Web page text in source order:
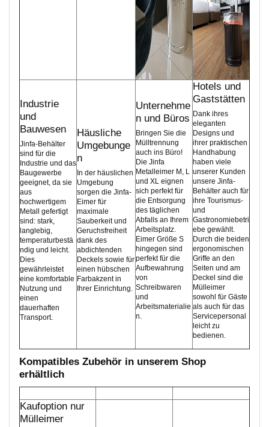
Industrie
und
Bauwesen
Jinfa-Behälter
sind für die
Industrie und das
Baugewerbe
geeignet, da sie
aus
hochwertigem
Metall gefertigt
sind: stark,
langlebig,
temperaturbestä
ndig und leicht.
Dies
gewährleistet
eine komfortable
Nutzung und
einen
dauerhaften
Transport.
Häusliche
Umgebunge
n
In der häuslichen
Umgebung
sorgen die Jinfa-
Eimer für
maximale
Sauberkeit und
Geruchsfreiheit
dank des
abdichtenden
Deckels sowie für
einen hübschen
Farbakzent in
Ihrer Einrichtung.
Unternehme
n und Büros
Bringen Sie die
Mülltrennung
auch ins Büro!
Die Jinfa
Metalleimer M, L
und XL eignen
sich perfekt für
die Entsorgung
des täglichen
Abfalls an Ihrem
Arbeitsplatz.
Eimer Größe S
hingegen sind
perfekt für die
Aufbewahrung
von
Schreibwaren
und
Arbeitsmaterialie
n.
Hotels und
Gaststätten
Dank ihres
eleganten
Designs und
ihrer praktischen
Handhabung
haben viele
unserer Kunden
unsere Jinfa-
Behälter auch für
ihre Tourismus-
und
Gastronomiebetri
ebe gewählt.
Durch die beiden
ergonomischen
Griffe an den
Seiten und am
Deckel sind die
Mülleimer
sowohl für Gäste
als auch für das
Servicepersonal
leicht zu
bedienen.
Kompatibles Zubehör in unserem Shop
erhältlich
Kaufoption nur
Mülleimer